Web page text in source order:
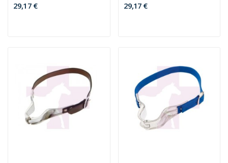
29,17 € 29,17 €